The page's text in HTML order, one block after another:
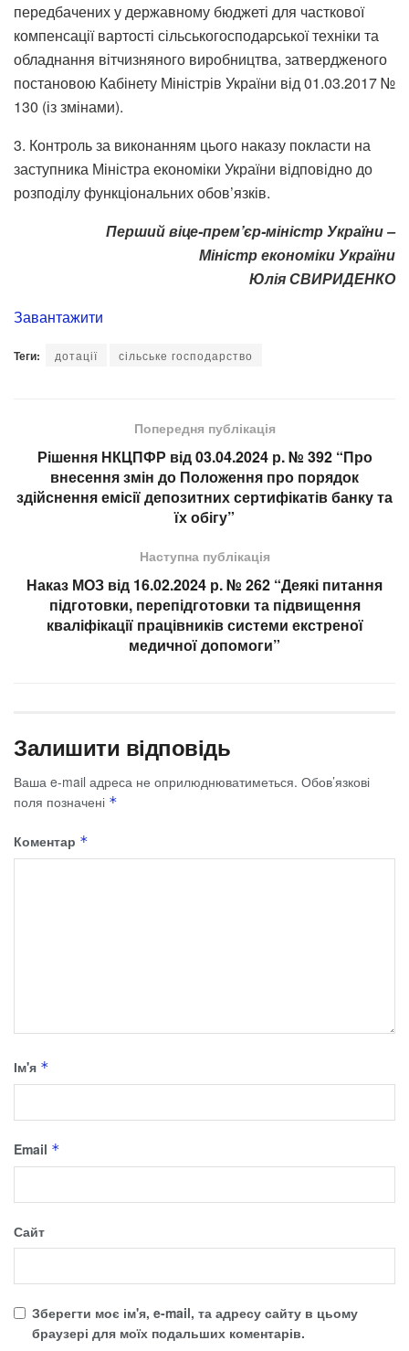
передбачених у державному бюджеті для часткової
компенсації вартості сільськогосподарської техніки та
обладнання вітчизняного виробництва, затвердженого
постановою Кабінету Міністрів України від 01.03.2017 №
130 (із змінами).
3. Контроль за виконанням цього наказу покласти на
заступника Міністра економіки України відповідно до
розподілу функціональних обов’язків.
Перший віце-прем’єр-міністр України –
Міністр економіки України
Юлія СВИРИДЕНКО
Завантажити
Теги: дотації сільське господарство
Попередня публікація
Рішення НКЦПФР від 03.04.2024 р. № 392 “Про
внесення змін до Положення про порядок
здійснення емісії депозитних сертифікатів банку та
їх обігу”
Наступна публікація
Наказ МОЗ від 16.02.2024 р. № 262 “Деякі питання
підготовки, перепідготовки та підвищення
кваліфікації працівників системи екстреної
медичної допомоги”
Залишити відповідь
Ваша e-mail адреса не оприлюднюватиметься. Обов’язкові
поля позначені *
Коментар *
Ім'я *
Email *
Сайт
Зберегти моє ім'я, e-mail, та адресу сайту в цьому
браузері для моїх подальших коментарів.